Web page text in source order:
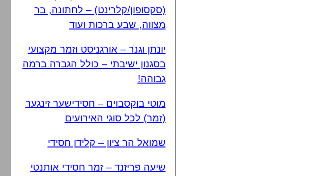
(סקסופון/קלרינט) – לחתונה, בר
מצווה, שבע ברכות ועוד
יונתן וגנר – אורגניסט וזמר מקצועי
בסגנון ישיבתי – כולל הגברה ברמה
גבוהה!
מוטי בוקסבוים – חסידישער זינגער
(זמר) לכל סוגי האירועים
שמואל הר ציון – קלידן חסידי
שיעה פריזנד – זמר חסידי אותנטי